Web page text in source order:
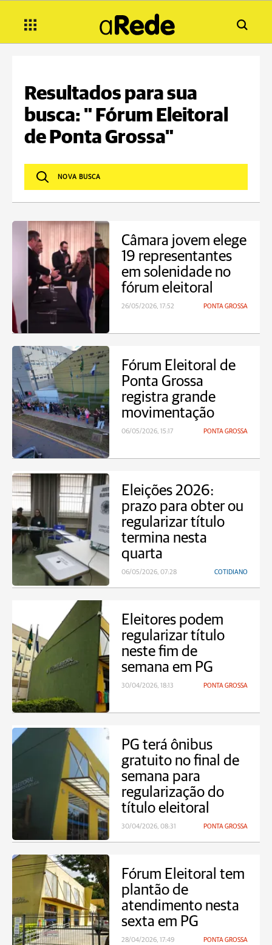
Resultados para sua
busca: " Fórum Eleitoral
de Ponta Grossa"
Câmara jovem elege
19 representantes
em solenidade no
fórum eleitoral
26/05/2026, 17:52 PONTA GROSSA
Fórum Eleitoral de
Ponta Grossa
registra grande
movimentação
06/05/2026, 15:17 PONTA GROSSA
Eleições 2026:
prazo para obter ou
regularizar título
termina nesta
quarta
06/05/2026, 07:28 COTIDIANO
Eleitores podem
regularizar título
neste fim de
semana em PG
30/04/2026, 18:13 PONTA GROSSA
PG terá ônibus
gratuito no final de
semana para
regularização do
título eleitoral
30/04/2026, 08:31 PONTA GROSSA
Fórum Eleitoral tem
plantão de
atendimento nesta
sexta em PG
28/04/2026, 17:49 PONTA GROSSA